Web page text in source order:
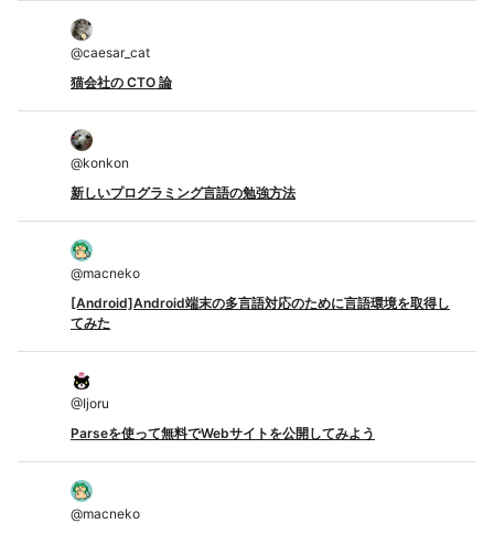
@caesar_cat
猫会社の CTO 論
@konkon
新しいプログラミング言語の勉強方法
@macneko
[Android]Android端末の多言語対応のために言語環境を取得し
てみた
@Ijoru
Parseを使って無料でWebサイトを公開してみよう
@macneko